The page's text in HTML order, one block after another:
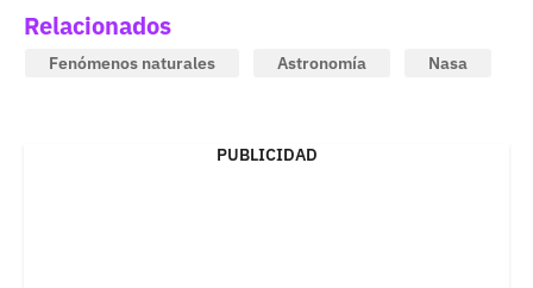
Relacionados
Fenómenos naturales Astronomía Nasa
PUBLICIDAD